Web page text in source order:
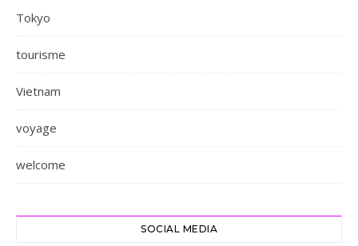
Tokyo
tourisme
Vietnam
voyage
welcome
SOCIAL MEDIA